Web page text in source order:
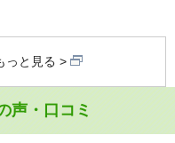
っと見る
声・口コミ